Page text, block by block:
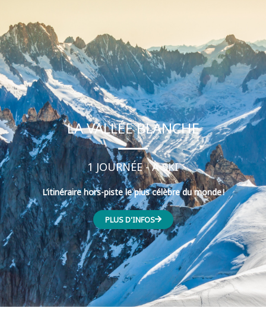
LA VALLÉE BLANCHE
1 JOURNÉE - À SKI
L’itinéraire hors-piste le plus célèbre du monde !
PLUS D'INFOS